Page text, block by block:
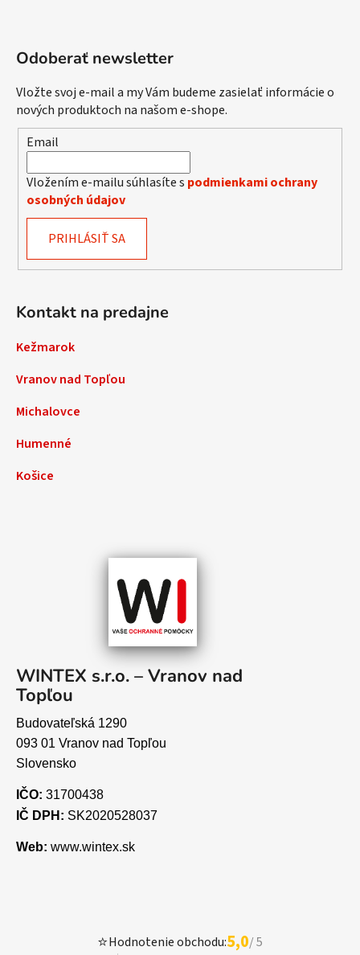
Odoberať newsletter
Vložte svoj e-mail a my Vám budeme zasielať informácie o
nových produktoch na našom e-shope.
Email
Vložením e-mailu súhlasíte s podmienkami ochrany
osobných údajov
PRIHLÁSIŤ SA
Kontakt na predajne
Kežmarok
Vranov nad Topľou
Michalovce
Humenné
Košice
WINTEX s.r.o. – Vranov nad
Topľou
Budovateľská 1290
093 01 Vranov nad Topľou
Slovensko
IČO: 31700438
IČ DPH: SK2020528037
Web: www.wintex.sk
⭐Hodnotenie obchodu:5,0/ 5